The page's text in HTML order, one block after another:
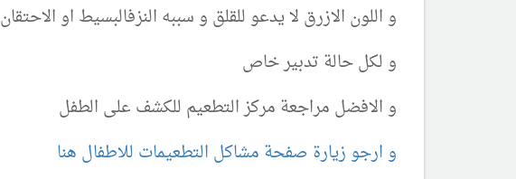
و اللون الازرق لا يدعو للقلق و سببه النزفالبسيط او الاحتقان
و لكل حالة تدبير خاص
و الافضل مراجعة مركز التطعيم للكشف على الطفل
و ارجو زيارة صفحة مشاكل التطعيمات للاطفال هنا